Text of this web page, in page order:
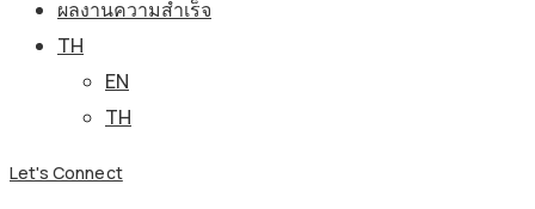
ผลงานความสำเร็จ
TH
EN
TH
Let's Connect